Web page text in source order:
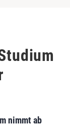
nimmt ab